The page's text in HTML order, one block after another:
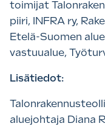
toimijat
piiri, INFRA ry,
Etelä-Suomen
vastuualue,
Lisätiedot:
aluejohtaja Diana